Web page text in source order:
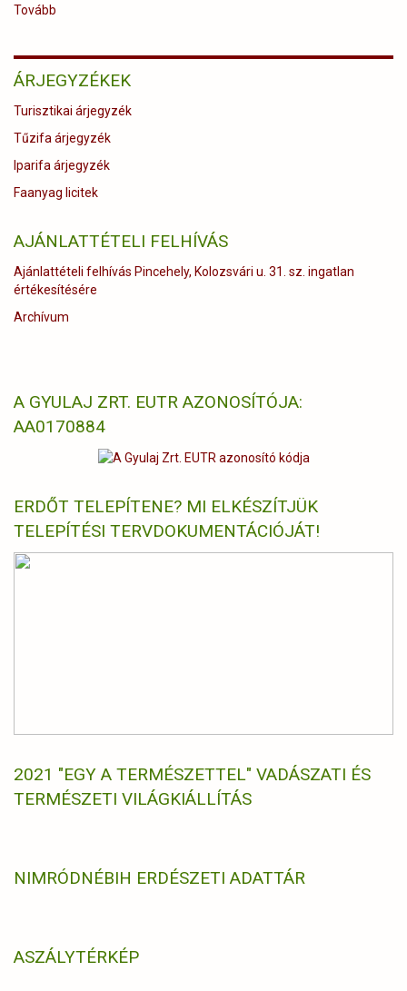
Tovább
sikeres
ÁRJEGYZÉKEK
Turisztikai árjegyzék
Tűzifa árjegyzék
Iparifa árjegyzék
Faanyag licitek
AJÁNLATTÉTELI FELHÍVÁS
Ajánlattételi felhívás Pincehely, Kolozsvári u. 31. sz. ingatlan
értékesítésére
Archívum
A GYULAJ ZRT. EUTR AZONOSÍTÓJA:
AA0170884
ERDŐT TELEPÍTENE? MI ELKÉSZÍTJÜK
TELEPÍTÉSI TERVDOKUMENTÁCIÓJÁT!
2021 "EGY A TERMÉSZETTEL" VADÁSZATI ÉS
TERMÉSZETI VILÁGKIÁLLÍTÁS
NIMRÓDNÉBIH ERDÉSZETI ADATTÁR
ASZÁLYTÉRKÉP